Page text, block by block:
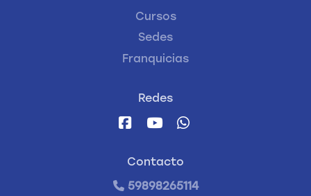
Cursos
Sedes
Franquicias
Redes
Contacto
59898265114